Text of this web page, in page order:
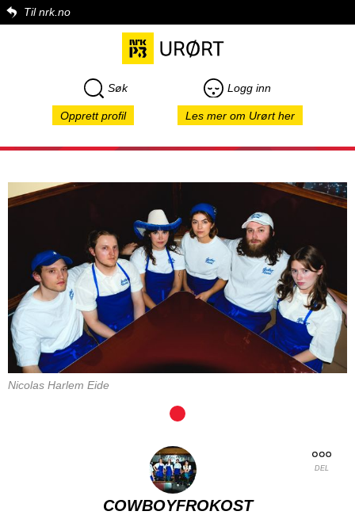
Til nrk.no
Søk Logg inn
Opprett profil Les mer om Urørt her
Nicolas Harlem Eide
DEL
COWBOYFROKOST